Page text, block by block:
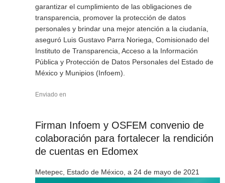
garantizar el cumplimiento de las obligaciones de
transparencia, promover la protección de datos
personales y brindar una mejor atención a la ciudanía,
aseguró Luis Gustavo Parra Noriega, Comisionado del
Instituto de Transparencia, Acceso a la Información
Pública y Protección de Datos Personales del Estado de
México y Munipios (Infoem).
Enviado en
Firman Infoem y OSFEM convenio de
colaboración para fortalecer la rendición
de cuentas en Edomex
Metepec, Estado de México, a 24 de mayo de 2021